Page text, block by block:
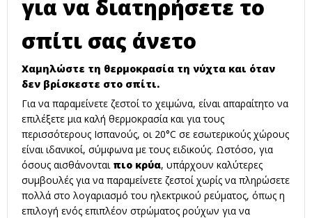
για να διατηρήσετε το
σπίτι σας άνετο
Χαμηλώστε τη θερμοκρασία τη νύχτα και όταν
δεν βρίσκεστε στο σπίτι.
Για να παραμείνετε ζεστοί το χειμώνα, είναι απαραίτητο να
επιλέξετε μια καλή θερμοκρασία και για τους
περισσότερους Ισπανούς, οι 20°C σε εσωτερικούς χώρους
είναι ιδανικοί, σύμφωνα με τους ειδικούς. Ωστόσο, για
όσους αισθάνονται πιο κρύα, υπάρχουν καλύτερες
συμβουλές για να παραμείνετε ζεστοί χωρίς να πληρώσετε
πολλά στο λογαριασμό του ηλεκτρικού ρεύματος, όπως η
επιλογή ενός επιπλέον στρώματος ρούχων για να